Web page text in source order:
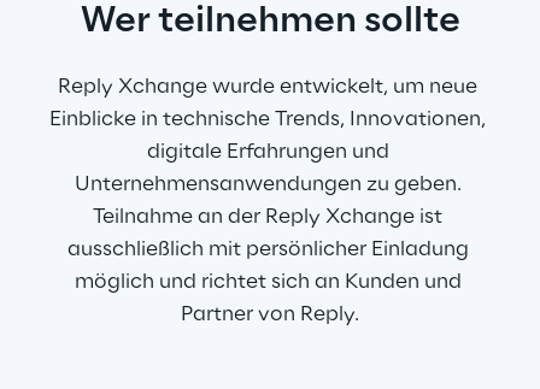
Wer teilnehmen sollte
Reply Xchange wurde entwickelt, um neue
Einblicke in technische Trends, Innovationen,
digitale Erfahrungen und
Unternehmensanwendungen zu geben.
Teilnahme an der Reply Xchange ist
ausschließlich mit persönlicher Einladung
möglich und richtet sich an Kunden und
Partner von Reply.